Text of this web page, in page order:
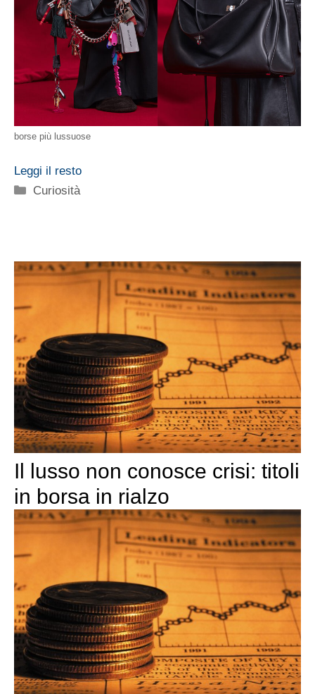
borse più lussuose
Leggi il resto
Categorie
Curiosità
Il lusso non conosce crisi: titoli
in borsa in rialzo